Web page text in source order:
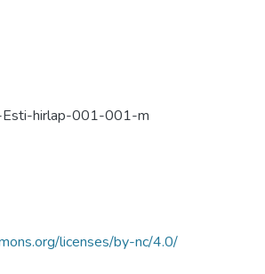
hirlap-001-001-m
licenses/by-nc/4.0/